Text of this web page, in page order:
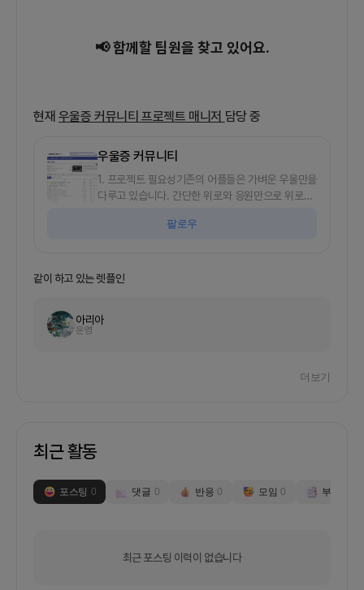
📢 함께할 팀원을 찾고 있어요.
현재 우울증 커뮤니티 프로젝트 매니저 담당 중
우울증 커뮤니티
1. 프로젝트 필요성기존의 어플들은 가벼운 우울만을
다루고 있습니다. 간단한 위로와 응원만으로 위로되
간단하게는 결코 해결하지 못하는 감정들은"배설"하
나이와 상관없이 우울함을 배설하고 싶은 분들4. 이
백엔드 2분입니다.모두 현업자분들이고, 프로젝트
됩니다!현업자이시면 스케쥴 서로 맞춰갈 수 있고,
팔로우
같이 하고 있는 렛플인
아리아
운영
더보기
최근 활동
포스팅 0 댓글 0 반응 0 모임 0 부스
최근 포스팅 이력이 없습니다